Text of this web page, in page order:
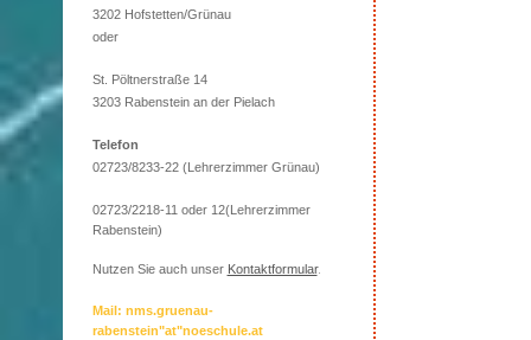
3202 Hofstetten/Grünau
oder
St. Pöltnerstraße 14
3203 Rabenstein an der Pielach
Telefon
02723/8233-22 (Lehrerzimmer Grünau)
02723/2218-11 oder 12(Lehrerzimmer
Rabenstein)
Nutzen Sie auch unser Kontaktformular.
Mail: nms.gruenau-
rabenstein"at"noeschule.at